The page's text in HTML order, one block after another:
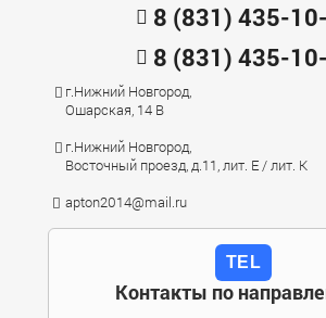
8 (831) 435-
8 (831) 435-
г.Нижний Новгород,
Ошарская, 14 В
г.Нижний Новгород,
Восточный проезд, д.11, лит. Е / лит. К
apton2014@mail.ru
TEL
Контакты по